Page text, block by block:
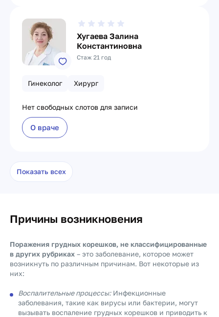
Хугаева Залина
Константиновна
Стаж 21 год
Гинеколог Хирург
Нет свободных слотов для записи
О враче
Показать всех
Причины возникновения
Поражения грудных корешков, не классифицированные
в других рубриках – это заболевание, которое может
возникнуть по различным причинам. Вот некоторые из
них:
Воспалительные процессы:Инфекционные
заболевания, такие как вирусы или бактерии, могут
вызывать воспаление грудных корешков и приводить к